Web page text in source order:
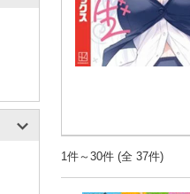
1件～30件 (全 37件)